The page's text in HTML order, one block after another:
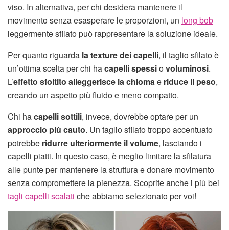
viso. In alternativa, per chi desidera mantenere il
movimento senza esasperare le proporzioni, un long bob
leggermente sfilato può rappresentare la soluzione ideale.
Per quanto riguarda la texture dei capelli, il taglio sfilato è
un’ottima scelta per chi hacapelli spessiovoluminosi.
L’effetto sfoltito alleggerisce la chiomae riduce il peso,
creando un aspetto più fluido e meno compatto.
Chi hacapelli sottili, invece, dovrebbe optare per un
approccio più cauto. Un taglio sfilato troppo accentuato
potrebbe ridurre ulteriormente il volume, lasciando i
capelli piatti. In questo caso, è meglio limitare la sfilatura
alle punte per mantenere la struttura e donare movimento
senza compromettere la pienezza. Scoprite anche i più bei
tagli capelli scalati che abbiamo selezionato per voi!